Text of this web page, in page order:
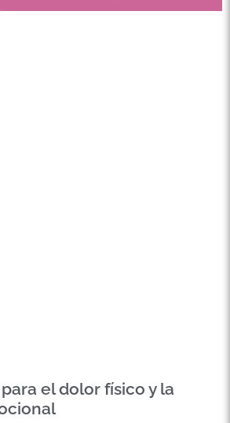
el dolor físico y la